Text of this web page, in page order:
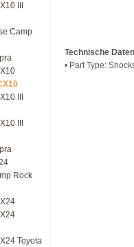
III
Camp
III
III
Rock
Toyota
Technische Daten
• Part Type: